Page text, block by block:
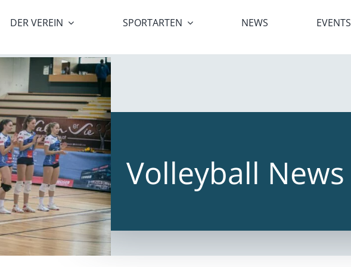
DER VEREIN SPORTARTEN NEWS EVENTS
Volleyball News